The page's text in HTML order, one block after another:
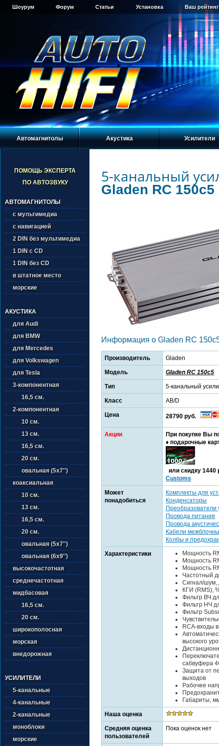
Шоурум Форум Статьи Установка Ваш
Автомагнитолы Акустика Усилители
ПОМОЩЬ ЭКСПЕРТА
ПО АВТОЗВУКУ
АВТОМАГНИТОЛЫ
с мультимедиа
с навигацией
2 DIN без мультимедиа
1 DIN с CD
1 DIN без CD
в штатное место
морские
АКУСТИКА
для Audi
для BMW
для Mercedes
для Volkswagen
для Tesla
3-компонентная
16,5 см.
2-компонентная
10 см.
13 см.
16,5 см.
20 см.
овальная (5х7'')
коаксиальная
10 см.
13 см.
16,5 см.
20 см.
овальная (5х7'')
овальная (6х9'')
высокочастотная
среднечастотная
мидбасовая
16,5 см.
20 см.
широкополосная
морская
внедорожная
УСИЛИТЕЛИ
5-канальные
4-канальные
2-канальные
моноблоки
морские
5-канальный
Gladen RC 150c5
Информация о Gladen RC
Производитель Gladen
Модель Gladen RC 150c5
Тип 5-канальный
Класс AB/D
Цена 28790 руб.
Акции
При покупке Вы
♦ подарочные
или cкидку 1440
Customs
Может
понадобиться
Комплекты для
Конденсаторы
Преобразователи
Провода питания
Провода
Кабели
Колбы и
Характеристики
Мощность
Мощность
Мощность
Частотный
Сигнал/шум,
КГИ (RMS),
Фильтр ВЧ
Фильтр НЧ
Фильтр
RCA-входы
высокого
сабвуфера
Защита от
выходов
Рабочее
Габариты,
Наша оценка
Средняя оценка
пользователей
Пока оценок нет